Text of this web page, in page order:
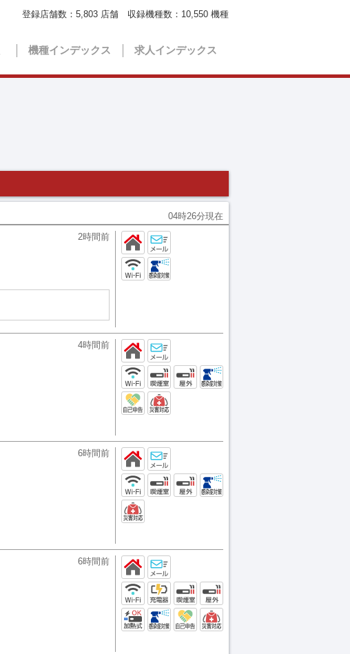
機種インデックス 求人インデックス
登録店舗数： 5,803 店舗 収録機種数： 10,550 機種
04時26分現在
2時間前
4時間前
6時間前
6時間前